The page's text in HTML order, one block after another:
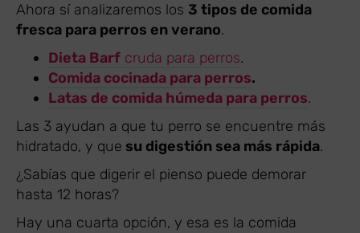
Ahora sí analizaremos los 3 tipos de comida
fresca para perros en verano.
Dieta Barf cruda para perros.
Comida cocinada para perros.
Latas de comida húmeda para perros.
Las 3 ayudan a que tu perro se encuentre más
hidratado, y que su digestión sea más rápida.
¿Sabías que digerir el pienso puede demorar
hasta 12 horas?
Hay una cuarta opción, y esa es la comida